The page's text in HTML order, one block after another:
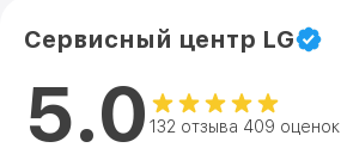
Сервисный центр LG
5.0 132 отзыва 409 оценок